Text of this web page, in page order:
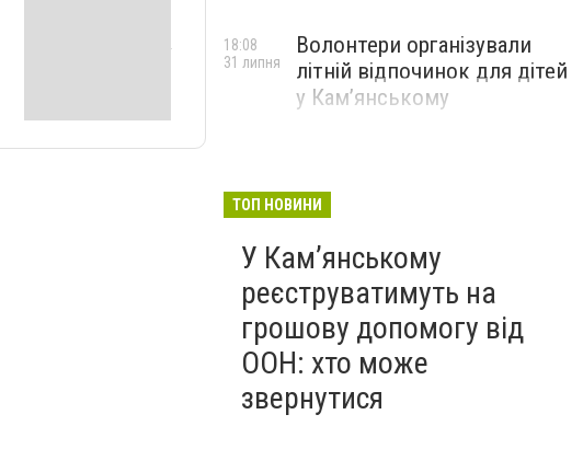
Волонтери організували
літній відпочинок для дітей
у Кам’янському
18:08
31 липня
ТОП НОВИНИ
У Кам’янському
реєструватимуть на
грошову допомогу від
ООН: хто може
звернутися